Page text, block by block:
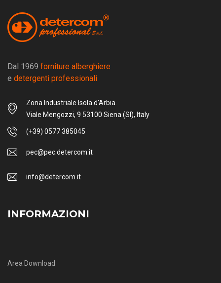
Dal 1969 forniture alberghiere
e detergenti professionali
Zona Industriale Isola d'Arbia.
Viale Mengozzi, 9 53100 Siena (SI), Italy
(+39) 0577 385045
pec@pec.detercom.it
info@detercom.it
INFORMAZIONI
Area Download